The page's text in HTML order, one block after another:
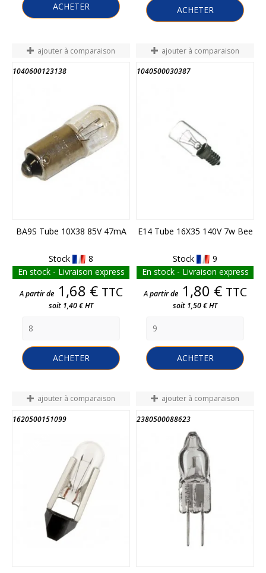
ACHETER ACHETER
ajouter à comparaison
1040600123138
BA9S Tube 10X38 85V 47mA
Stock
8
En stock - Livraison express
Prix
A partir de 1,68 € TTC
soit 1,40 € HT
ACHETER
ajouter à comparaison
1040500030387
E14 Tube 16X35 140V 7w Bee
Stock
9
En stock - Livraison express
Prix
A partir de 1,80 € TTC
soit 1,50 € HT
ACHETER
ajouter à comparaison
1620500151099
ajouter à comparaison
2380500088623
FIN DE STOCK